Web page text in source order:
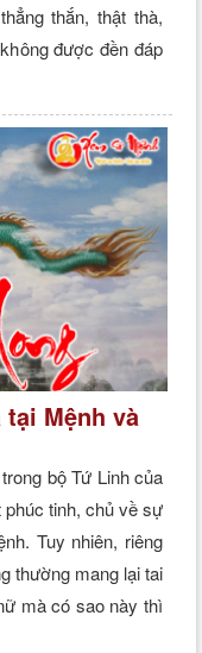
thắn, thật thà,
được đền đáp
Mệnh và
bộ Tứ Linh của
tinh, chủ về sự
Tuy nhiên, riêng
thường mang lại tai
mà có sao này thì